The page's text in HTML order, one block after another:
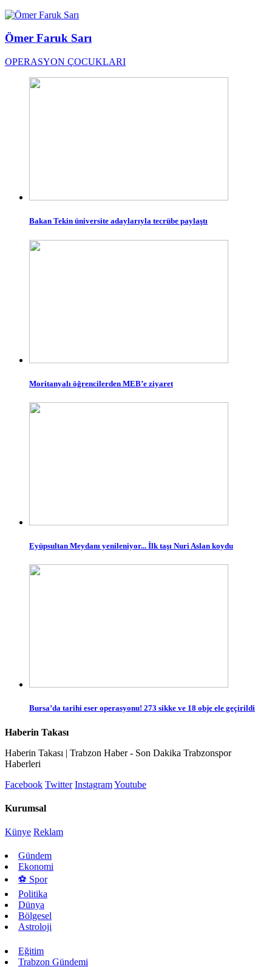
Ömer Faruk Sarı
OPERASYON ÇOCUKLARI
Bakan Tekin üniversite adaylarıyla tecrübe paylaştı
Moritanyalı öğrencilerden MEB’e ziyaret
Eyüpsultan Meydanı yenileniyor... İlk taşı Nuri Aslan koydu
Bursa’da tarihi eser operasyonu! 273 sikke ve 18 obje ele geçirildi
Haberin Takası
Haberin Takası | Trabzon Haber - Son Dakika Trabzonspor
Haberleri
Facebook Twitter InstagramYoutube
Kurumsal
Künye Reklam
Gündem
Ekonomi
⚽ Spor
Politika
Dünya
Bölgesel
Astroloji
Eğitim
Trabzon Gündemi